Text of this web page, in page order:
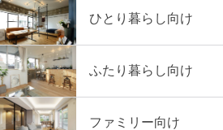
ひとり暮らし向け
ふたり暮らし向け
ファミリー向け